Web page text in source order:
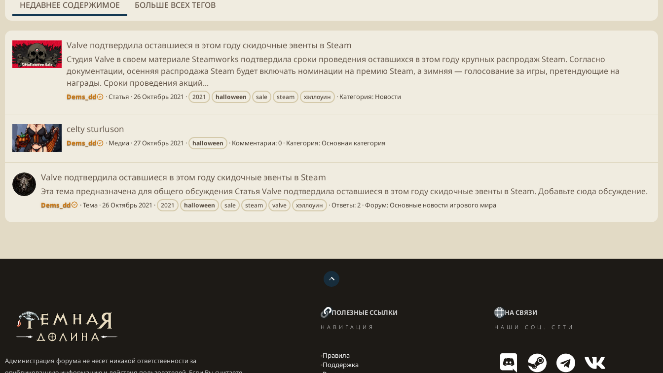
НЕДАВНЕЕ СОДЕРЖИМОЕ БОЛЬШЕ ВСЕХ ТЕГОВ
Valve подтвердила оставшиеся в этом году скидочные эвенты в Steam
Студия Valve в своем материале Steamworks подтвердила сроки проведения оставшихся в этом году крупных распродаж Steam. Согласно
документации, осенняя распродажа Steam будет включать номинации на премию Steam, а зимняя — голосование за игры, претендующие на
награды. Сроки проведения акций...
Dems_dd Статья 26 Октябрь 2021 2021 halloween sale steam хэллоуин Категория: Новости
celty sturluson
Dems_dd Медиа 27 Октябрь 2021 halloween Комментарии: 0 Категория: Основная категория
Valve подтвердила оставшиеся в этом году скидочные эвенты в Steam
Эта тема предназначена для общего обсуждения Статья Valve подтвердила оставшиеся в этом году скидочные эвенты в Steam. Добавьте сюда обсуждение.
Dems_dd Тема 26 Октябрь 2021 2021 halloween sale steam valve хэллоуин Ответы: 2 Форум:Основные новости игрового мира
Администрация форума не несет никакой ответственности за
ПОЛЕЗНЫЕ ССЫЛКИ
НАВИГАЦИЯ
Правила
Поддержка
НА СВЯЗИ
НАШИ СОЦ. СЕТИ